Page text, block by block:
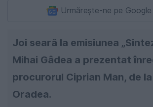
Urmărește-ne pe
Joi seară la emisiunea
Mihai Gâdea a prezentat
procurorul Ciprian Man, de la
Oradea.